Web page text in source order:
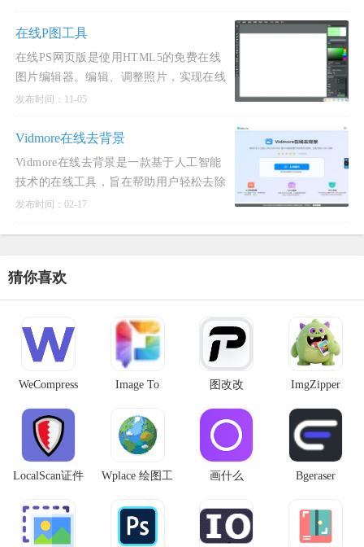
大且操作简便，适合多种用户需求。这款
工具的核心优势在于免费、高效和易
在线P图工具
在线PS网页版是使用HTML5的免费在线
图片编辑器。编辑、调整照片，实现在线
p图在线抠图、图像处理等功能
发布时间：11-05
Vidmore在线去背景
Vidmore在线去背景是一款基于人工智能
技术的在线工具，旨在帮助用户轻松去除
图片或视频中的背景。功能特点： 自动背
发布时间：02-17
猜你喜欢
WeCompress
Image To
图改改 ImgZipper
LocalScan证件
Wplace 绘图工
画什么 Bgeraser